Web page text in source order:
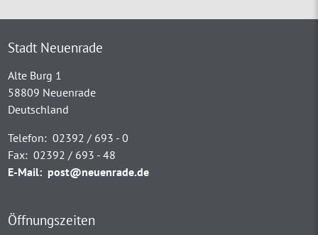
Stadt Neuenrade
Alte Burg 1
58809 Neuenrade
Deutschland
Telefon: 02392 / 693 - 0
Fax: 02392 / 693 - 48
E-Mail: post@neuenrade.de
Öffnungszeiten